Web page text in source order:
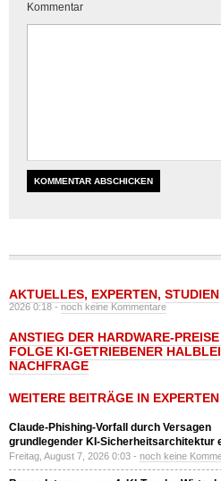
Kommentar
AKTUELLES, EXPERTEN, STUDIEN
2026 0:18 -noch keine Kommentare
ANSTIEG DER HARDWARE-
FOLGE KI-GETRIEBENER
NACHFRAGE
WEITERE BEITRÄGE IN EXPERTEN
Claude-Phishing-Vorfall durch Versagen
grundlegender KI-Sicherheitsarchitektur
Freitag, August 7, 2026 0:03 - noch keine